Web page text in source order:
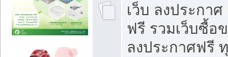
เว็บ ลงประกา
ฟรี รวมเว็บซื้อ
ลงประกาศฟรี